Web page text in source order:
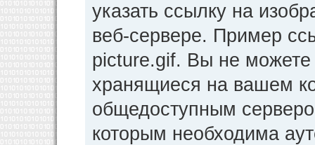
указать ссылку на
веб-сервере. Пример
picture.gif. Вы не можете
хранящиеся на вашем
общедоступным
которым необходима